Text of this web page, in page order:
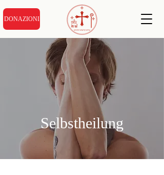
DONAZIONI
Selbstheilung